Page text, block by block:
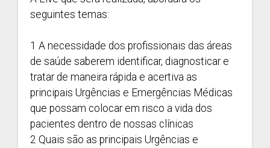
seguintes temas:
1 A necessidade dos profissionais das áreas
de saúde saberem identificar, diagnosticar e
tratar de maneira rápida e acertiva as
principais Urgências e Emergências Médicas
que possam colocar em risco a vida dos
pacientes dentro de nossas clínicas
2 Quais são as principais Urgências e